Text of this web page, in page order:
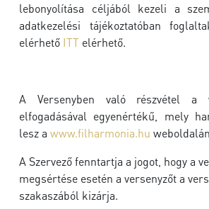
lebonyolítása céljából kezeli a
adatkezelési tájékoztatóban
elérhető ITT elérhető.
A Versenyben való részvétel a
elfogadásával egyenértékű, mely
lesz a www.filharmonia.hu
A Szervező fenntartja a jogot, hogy a
megsértése esetén a versenyzőt a
szakaszából kizárja.